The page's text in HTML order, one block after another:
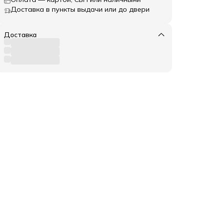
Доставка в пункты выдачи или до двери
Доставка